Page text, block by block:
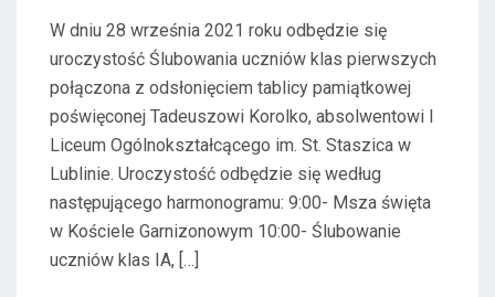
W dniu 28 września 2021 roku odbędzie się
uroczystość Ślubowania uczniów klas pierwszych
połączona z odsłonięciem tablicy pamiątkowej
poświęconej Tadeuszowi Korolko, absolwentowi I
Liceum Ogólnokształcącego im. St. Staszica w
Lublinie. Uroczystość odbędzie się według
następującego harmonogramu: 9:00- Msza święta
w Kościele Garnizonowym 10:00- Ślubowanie
uczniów klas IA, […]